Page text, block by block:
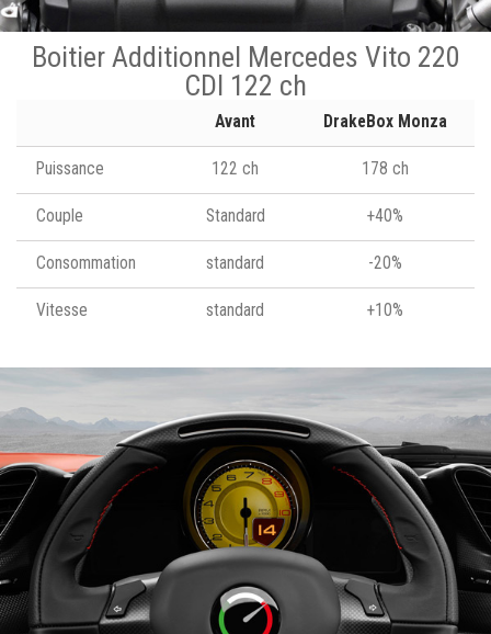
Boitier Additionnel Mercedes Vito 220
CDI 122 ch
Avant DrakeBox Monza
Puissance 122 ch 178 ch
Couple Standard +40%
Consommation standard -20%
Vitesse standard +10%